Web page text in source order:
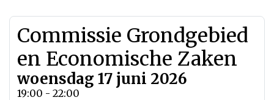
Commissie Grondgebied
en Economische Zaken
woensdag 17 juni 2026
19:00 - 22:00